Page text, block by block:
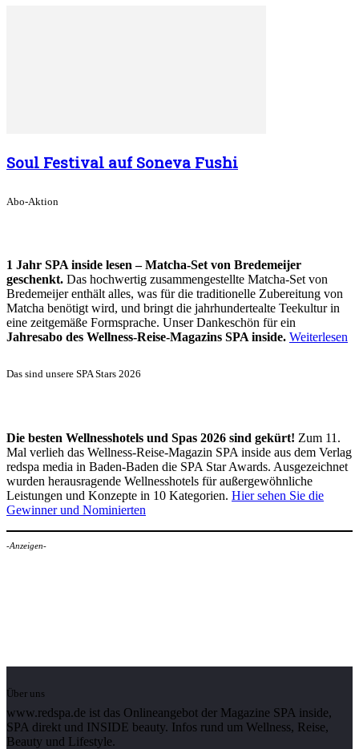
Soul Festival auf Soneva Fushi
Abo-Aktion
1 Jahr SPA inside lesen – Matcha-Set von Bredemeijer
geschenkt. Das hochwertig zusammengestellte Matcha-Set von
Bredemeijer enthält alles, was für die traditionelle Zubereitung von
Matcha benötigt wird, und bringt die jahrhundertealte Teekultur in
eine zeitgemäße Formsprache. Unser Dankeschön für ein
Jahresabo des Wellness-Reise-Magazins SPA inside. Weiterlesen
Das sind unsere SPA Stars 2026
Die besten Wellnesshotels und Spas 2026 sind gekürt! Zum 11.
Mal verlieh das Wellness-Reise-Magazin SPA inside aus dem Verlag
redspa media in Baden-Baden die SPA Star Awards. Ausgezeichnet
wurden herausragende Wellnesshotels für außergewöhnliche
Leistungen und Konzepte in 10 Kategorien. Hier sehen Sie die
Gewinner und Nominierten
-Anzeigen-
Über uns
www.redspa.de ist das Onlineangebot der Magazine SPA inside,
SPA direkt und INSIDE beauty. Infos rund um Wellness, Reise,
Beauty und Lifestyle.